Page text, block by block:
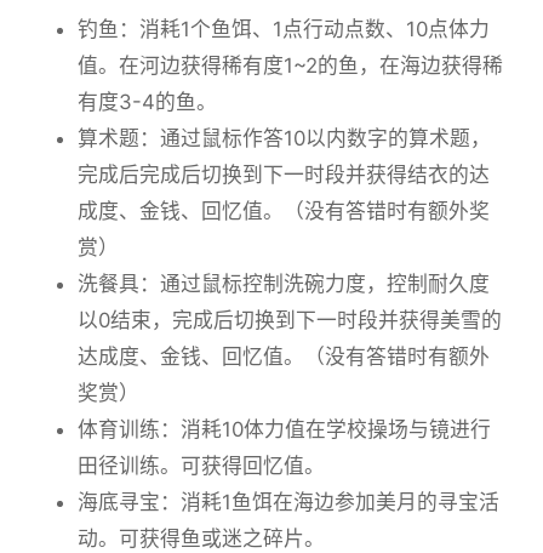
钓鱼：消耗1个鱼饵、1点行动点数、10点体力
值。在河边获得稀有度1~2的鱼，在海边获得稀
有度3-4的鱼。
算术题：通过鼠标作答10以内数字的算术题，
完成后完成后切换到下一时段并获得结衣的达
成度、金钱、回忆值。（没有答错时有额外奖
赏）
洗餐具：通过鼠标控制洗碗力度，控制耐久度
以0结束，完成后切换到下一时段并获得美雪的
达成度、金钱、回忆值。（没有答错时有额外
奖赏）
体育训练：消耗10体力值在学校操场与镜进行
田径训练。可获得回忆值。
海底寻宝：消耗1鱼饵在海边参加美月的寻宝活
动。可获得鱼或迷之碎片。